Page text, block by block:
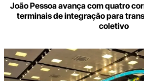
João Pessoa avança com quatro
terminais de integração para
coletivo